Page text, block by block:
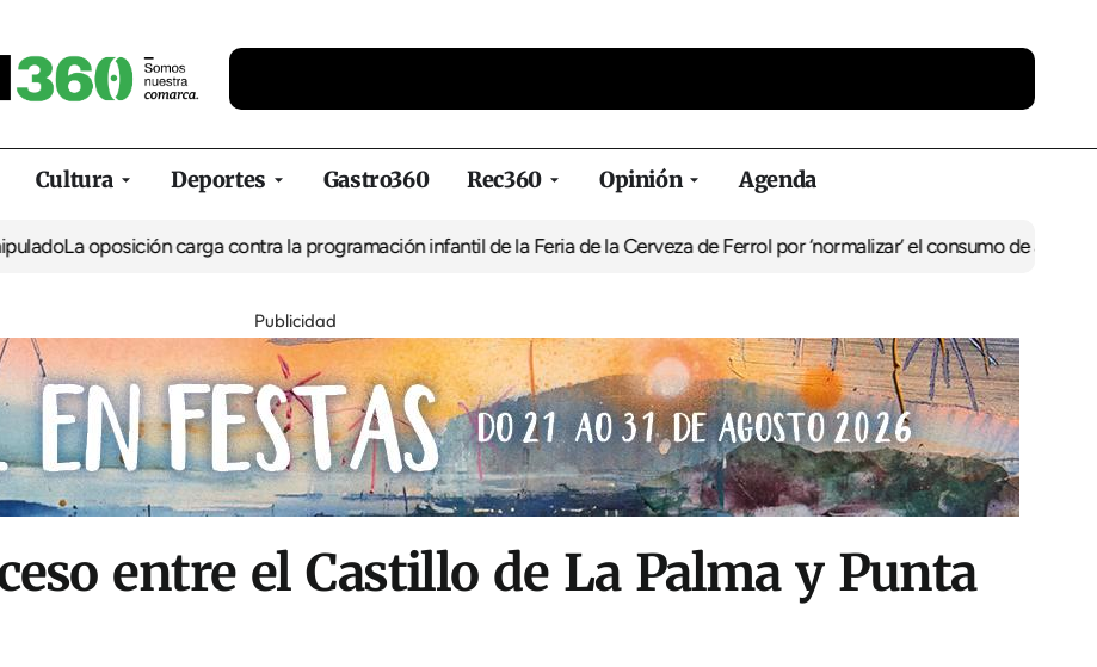
Cultura Deportes Gastro360 Rec360 Opinión Agenda
oposición carga contra la programación infantil de la Feria de la Cerveza de Ferrol por ‘normalizar’ el consumo de alcoholDe
Publicidad
entre el Castillo de La Palma y Punta